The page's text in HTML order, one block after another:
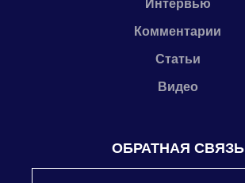
Интервью
Комментарии
Статьи
Видео
ОБРАТНАЯ СВЯЗЬ